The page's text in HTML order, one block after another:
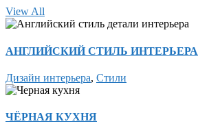
View All
АНГЛИЙСКИЙ СТИЛЬ ИНТЕРЬЕРА
Дизайн интерьера, Стили
ЧЁРНАЯ КУХНЯ